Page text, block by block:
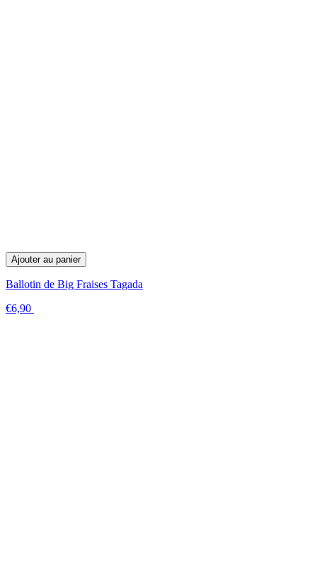
Ajouter au panier
Ballotin de Big Fraises Tagada
€6,90